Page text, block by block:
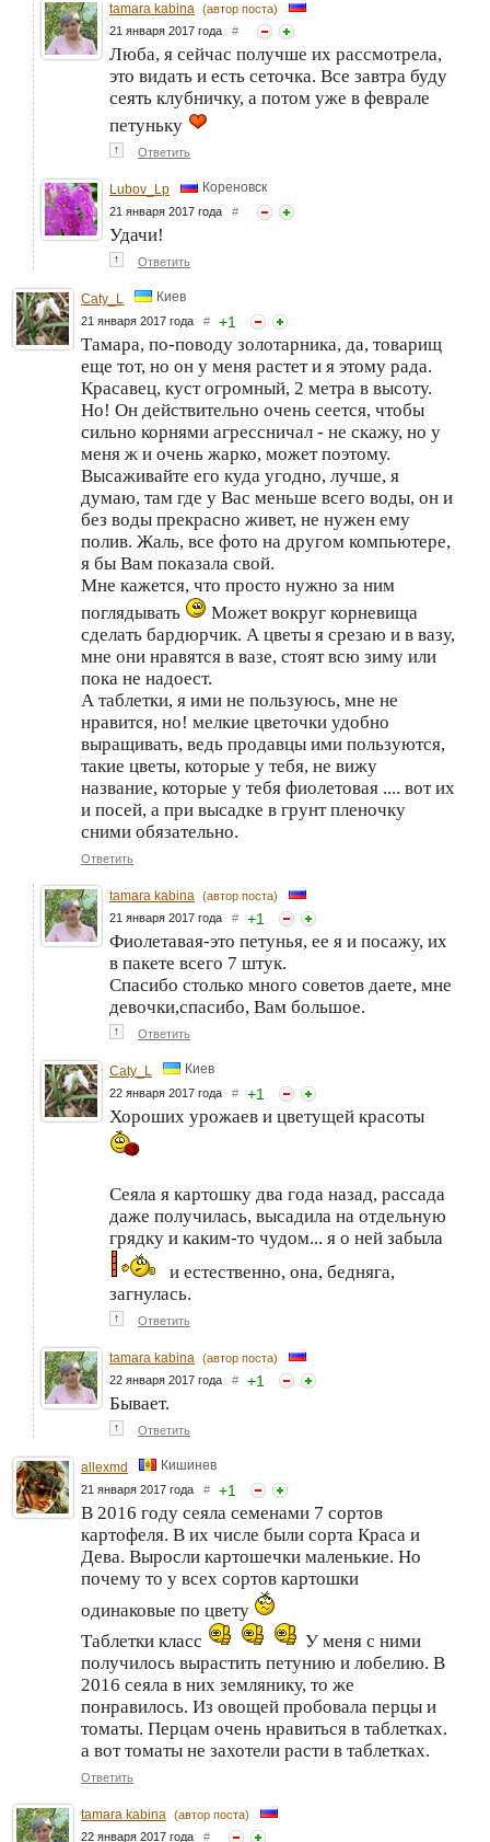
tamara kabina (автор поста)
21 января 2017 года #
Люба, я сейчас получше их рассмотрела,
это видать и есть сеточка. Все завтра буду
сеять клубничку, а потом уже в феврале
петуньку
↑ Ответить
Lubov_Lp Кореновск
21 января 2017 года #
Удачи!
↑ Ответить
Caty_L Киев
21 января 2017 года # +1
Тамара, по-поводу золотарника, да, товарищ
еще тот, но он у меня растет и я этому рада.
Красавец, куст огромный, 2 метра в высоту.
Но! Он действительно очень сеется, чтобы
сильно корнями агрессничал - не скажу, но у
меня ж и очень жарко, может поэтому.
Высаживайте его куда угодно, лучше, я
думаю, там где у Вас меньше всего воды, он и
без воды прекрасно живет, не нужен ему
полив. Жаль, все фото на другом компьютере,
я бы Вам показала свой.
Мне кажется, что просто нужно за ним
поглядывать
Может вокруг корневища
сделать бардюрчик. А цветы я срезаю и в вазу,
мне они нравятся в вазе, стоят всю зиму или
пока не надоест.
А таблетки, я ими не пользуюсь, мне не
нравится, но! мелкие цветочки удобно
выращивать, ведь продавцы ими пользуются,
такие цветы, которые у тебя, не вижу
название, которые у тебя фиолетовая .... вот их
и посей, а при высадке в грунт пленочку
сними обязательно.
Ответить
tamara kabina (автор поста)
21 января 2017 года # +1
Фиолетавая-это петунья, ее я и посажу, их
в пакете всего 7 штук.
Спасибо столько много советов даете, мне
девочки,спасибо, Вам большое.
↑ Ответить
Caty_L Киев
22 января 2017 года # +1
Хороших урожаев и цветущей красоты
Сеяла я картошку два года назад, рассада
даже получилась, высадила на отдельную
грядку и каким-то чудом... я о ней забыла
и естественно, она, бедняга,
загнулась.
↑ Ответить
tamara kabina (автор поста)
22 января 2017 года # +1
Бывает.
↑ Ответить
allexmd Кишинев
21 января 2017 года # +1
В 2016 году сеяла семенами 7 сортов
картофеля. В их числе были сорта Краса и
Дева. Выросли картошечки маленькие. Но
почему то у всех сортов картошки
одинаковые по цвету
Таблетки класс
У меня с ними
получилось вырастить петунию и лобелию. В
2016 сеяла в них землянику, то же
понравилось. Из овощей пробовала перцы и
томаты. Перцам очень нравиться в таблетках.
а вот томаты не захотели расти в таблетках.
Ответить
tamara kabina (автор поста)
22 января 2017 года #